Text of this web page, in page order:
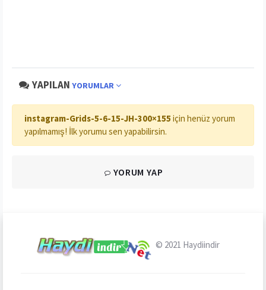
YAPILAN YORUMLAR
instagram-Grids-5-6-15-JH-300×155 için henüz yorum
yapılmamış! İlk yorumu sen yapabilirsin.
YORUM YAP
© 2021 Haydiindir